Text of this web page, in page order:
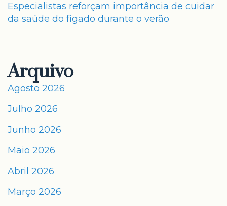
Especialistas reforçam importância de cuidar
da saúde do fígado durante o verão
Arquivo
Agosto 2026
Julho 2026
Junho 2026
Maio 2026
Abril 2026
Março 2026